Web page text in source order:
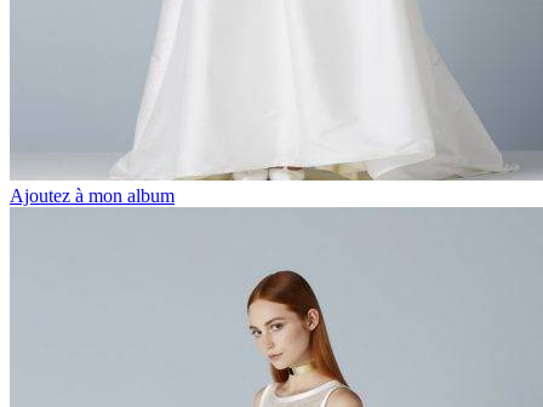
Ajoutez à mon album